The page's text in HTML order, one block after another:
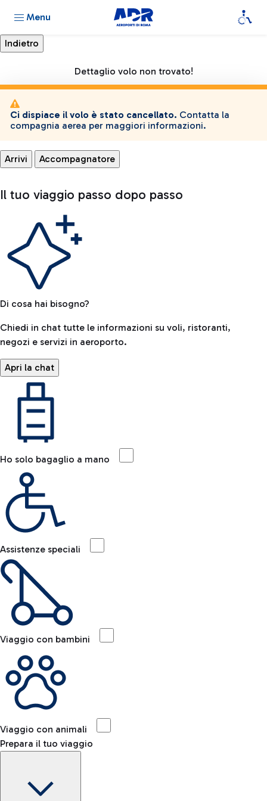
Menu
Dettaglio volo non trovato!
Ci dispiace il volo è stato cancellato. Contatta la
compagnia aerea per maggiori informazioni.
Arrivi Accompagnatore
Il tuo viaggio passo dopo passo
Di cosa hai bisogno?
Chiedi in chat tutte le informazioni su voli, ristoranti,
negozi e servizi in aeroporto.
Apri la chat
Ho solo bagaglio a mano
Assistenze speciali
Viaggio con bambini
Viaggio con animali
Prepara il tuo viaggio